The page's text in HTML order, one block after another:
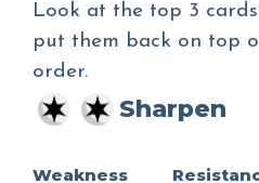
Look at the top 3
put them back on top
order.
Sharpen
Weakness